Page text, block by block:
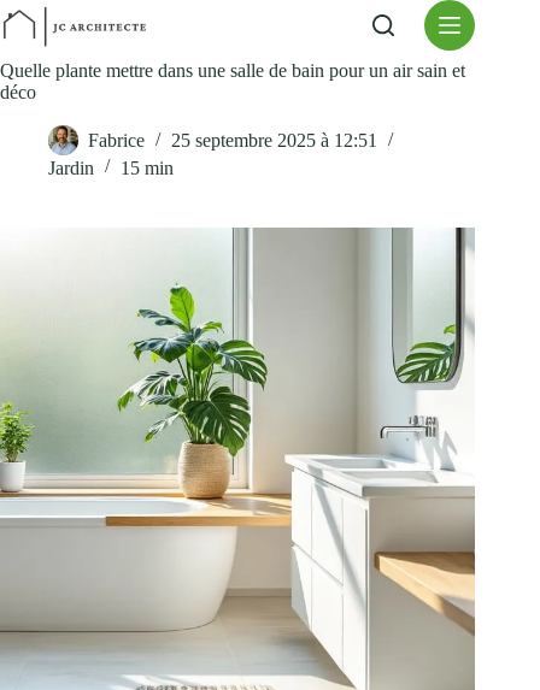
Passer
contenu
Quelle plante mettre dans une salle de bain pour un air sain et
déco
Fabrice
25 septembre 2025 à 12:51
Jardin
15 min